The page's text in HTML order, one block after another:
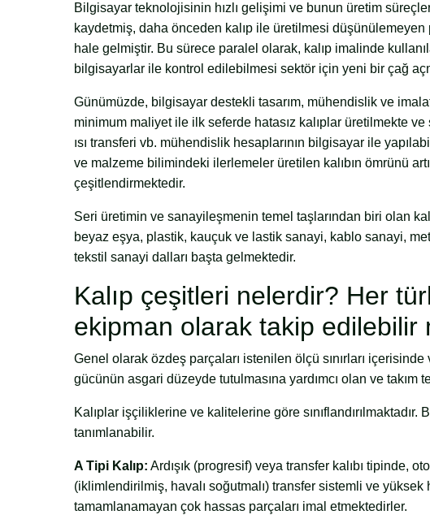
Bilgisayar teknolojisinin hızlı gelişimi ve bunun üretim
kaydetmiş, daha önceden kalıp ile üretilmesi
hale gelmiştir. Bu sürece paralel olarak, kalıp imalinde
bilgisayarlar ile kontrol edilebilmesi sektör için yeni bir çağ
Günümüzde, bilgisayar destekli tasarım, mühendislik ve
minimum maliyet ile ilk seferde hatasız kalıplar üretilmekte
ısı transferi vb. mühendislik hesaplarının bilgisayar ile
ve malzeme bilimindeki ilerlemeler üretilen kalıbın ömrünü
çeşitlendirmektedir.
Seri üretimin ve sanayileşmenin temel taşlarından biri olan
beyaz eşya, plastik, kauçuk ve lastik sanayi, kablo sanayi,
tekstil sanayi dalları başta gelmektedir.
Kalıp çeşitleri nelerdir? Her
ekipman olarak takip edilebilir
Genel olarak özdeş parçaları istenilen ölçü sınırları
gücünün asgari düzeyde tutulmasına yardımcı olan ve takım
Kalıplar işçiliklerine ve kalitelerine göre
tanımlanabilir.
A Tipi Kalıp: Ardışık (progresif) veya transfer kalıbı tipinde,
(iklimlendirilmiş, havalı soğutmalı) transfer sistemli ve yüksek
tamamlanamayan çok hassas parçaları imal etmektedirler.